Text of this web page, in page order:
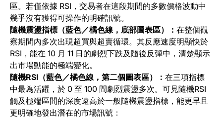
區。若僅依據 RSI，交易者在這段期間的多數價格波動中
幾乎沒有獲得可操作的明確訊號。
隨機震盪指標（藍色／橘色線，底部圖表區）： 在整個觀
察期間內多次出現超買與超賣循環。其反應速度明顯快於
RSI，能在 10 月 11 日的劇烈下跌及隨後反彈中，清楚顯示
出市場動能的極端變化。
隨機RSI（藍色／橘色線，第二個圖表區）： 在三項指標
中最為活躍，於 0 至 100 間劇烈震盪多次。可見隨機RSI
觸及極端區間的深度遠高於一般隨機震盪指標，能更早且
更明確地發出潛在的市場訊號：